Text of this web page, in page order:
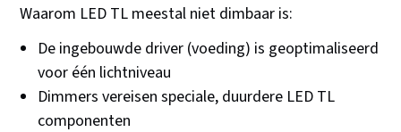
Waarom LED TL meestal niet dimbaar is:
De ingebouwde driver (voeding) is geoptimaliseerd
voor één lichtniveau
Dimmers vereisen speciale, duurdere LED TL
componenten